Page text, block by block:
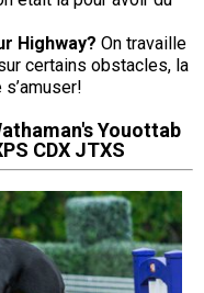
Highway? On travaille
certains obstacles, la
Youottab
CDX JTXS